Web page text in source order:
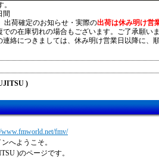
間
出荷確定のお知らせ・実際の出荷は休み明け営
の在庫切れの場合もございます。ご了承願いま
絡につきましては、休み明け営業日以降に、
)
www.fmworld.net/fmv/
へようこそ。
)のページです。